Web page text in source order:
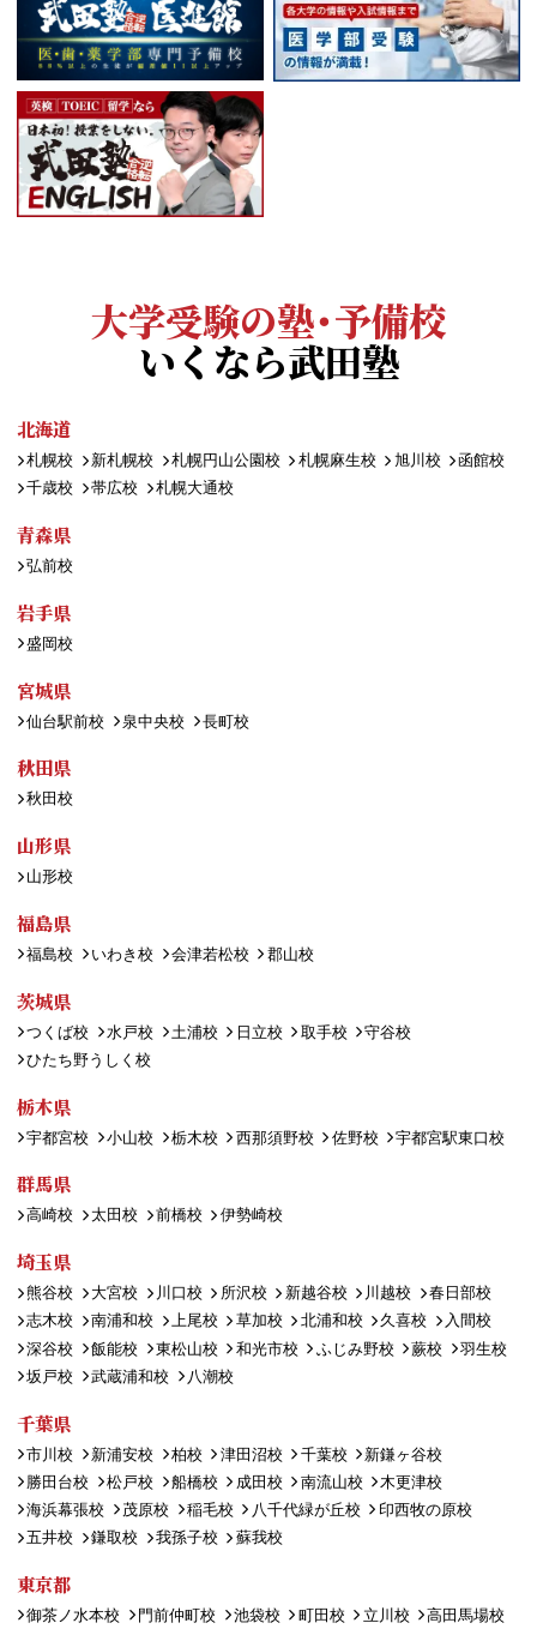
大学受験の塾・予備校
いくなら武田塾
北海道
札幌校 新札幌校 札幌円山公園校 札幌麻生校 旭川校
函館校
千歳校
帯広校 札幌大通校
青森県
弘前校
岩手県
盛岡校
宮城県
仙台駅前校 泉中央校 長町校
秋田県
秋田校
山形県
山形校
福島県
福島校 いわき校 会津若松校 郡山校
茨城県
つくば校 水戸校 土浦校 日立校 取手校
守谷校
ひたち野うしく校
栃木県
宇都宮校 小山校 栃木校 西那須野校 佐野校 宇都宮駅東口校
群馬県
高崎校 太田校 前橋校 伊勢崎校
埼玉県
熊谷校 大宮校 川口校 所沢校 新越谷校 川越校
春日部校
志木校
南浦和校 上尾校 草加校 北浦和校 久喜校
入間校
深谷校
飯能校 東松山校 和光市校 ふじみ野校 蕨校
羽生校
坂戸校
武蔵浦和校 八潮校
千葉県
市川校 新浦安校 柏校 津田沼校 千葉校
新鎌ヶ谷校
勝田台校
松戸校 船橋校 成田校 南流山校
木更津校
海浜幕張校
茂原校 稲毛校 八千代緑が丘校
印西牧の原校
五井校
鎌取校 我孫子校 蘇我校
東京都
御茶ノ水本校 門前仲町校 池袋校 町田校 立川校
高田馬場校